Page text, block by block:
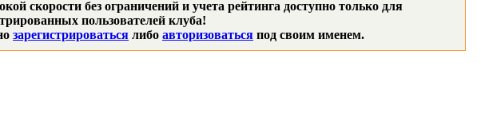
скорости без ограничений и учета рейтинга доступно только для
пользователей клуба!
зарегистрироваться либо авторизоваться под своим именем.